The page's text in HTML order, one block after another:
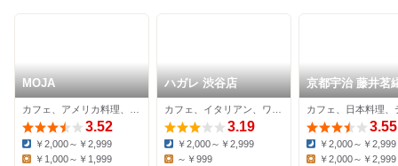
MOJA
3.52
Dinner:
￥2,000～￥2,999
￥1,000～￥1,999
ハガレ 渋谷店
3.19
Dinner:
￥2,000～￥2,999
～￥999
京都宇治 藤井茗
3.55
Dinner:
￥2,000～￥2,999
￥2,000～￥2,999